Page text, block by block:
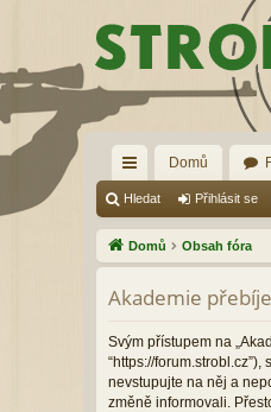
yc
hl
é
od
ka
zy
Domů
Hledat Přihlásit se
Domů Obsah fóra
Akademie
Svým přístupem na
“https://
nevstupujte na něj a
změně informovali.